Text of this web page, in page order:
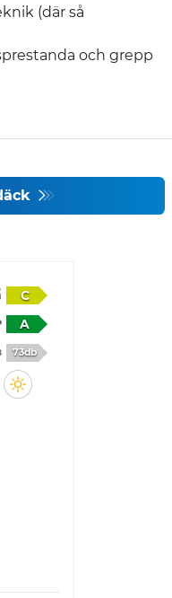
(där så
och grepp
C
A
73db